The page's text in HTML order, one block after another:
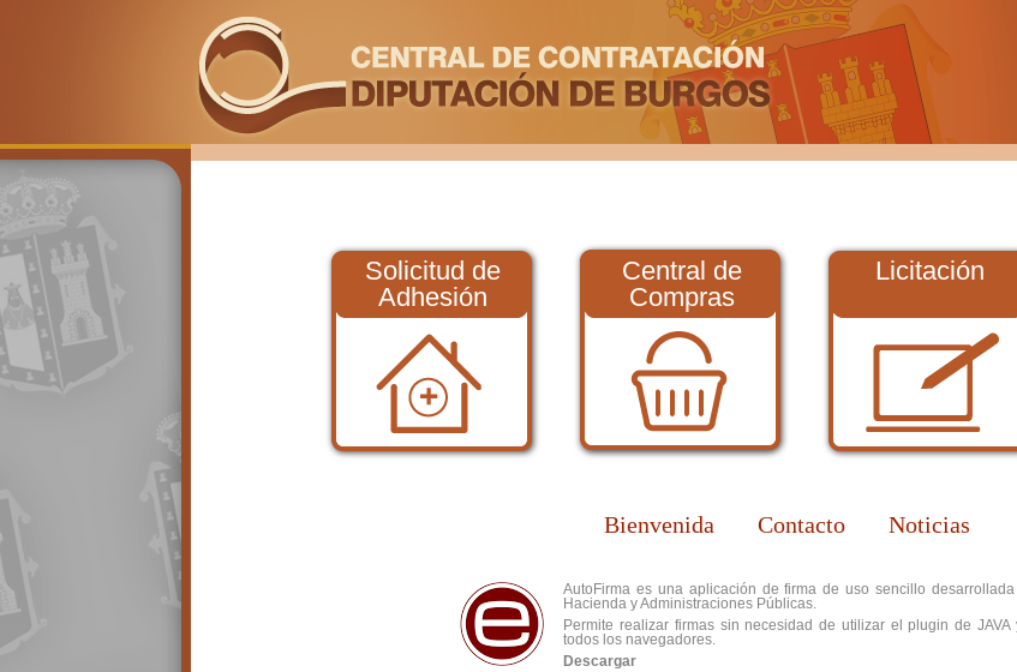
Solicitud de
Adhesión
Central de
Compras
Licitación
Bienvenida Contacto Noticias
AutoFirma es una aplicación de firma de uso sencillo
Hacienda y Administraciones Públicas.
Permite realizar firmas sin necesidad de utilizar el plugin de JAVA
todos los navegadores.
Descargar